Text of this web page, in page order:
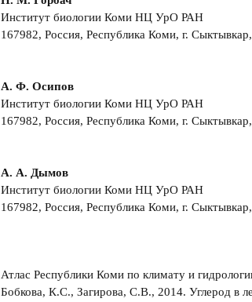
Институт биологии Коми НЦ УрО РАН
167982, Россия, Республика Коми, г.
А. Ф. Осипов
Институт биологии Коми НЦ УрО РАН
167982, Россия, Республика Коми, г.
А. А. Дымов
Институт биологии Коми НЦ УрО РАН
167982, Россия, Республика Коми, г.
Атлас Республики Коми по климату и
Бобкова, К.С., Загирова, С.В., 2014. Углерод в